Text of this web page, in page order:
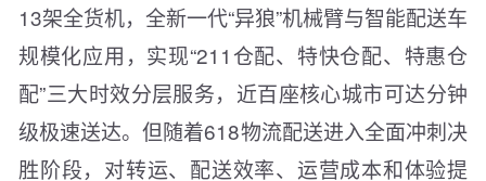
13架全货机，全新一代“异狼”机械臂与智能配送车
规模化应用，实现“211仓配、特快仓配、特惠仓
配”三大时效分层服务，近百座核心城市可达分钟
级极速送达。但随着618物流配送进入全面冲刺决
胜阶段，对转运、配送效率、运营成本和体验提